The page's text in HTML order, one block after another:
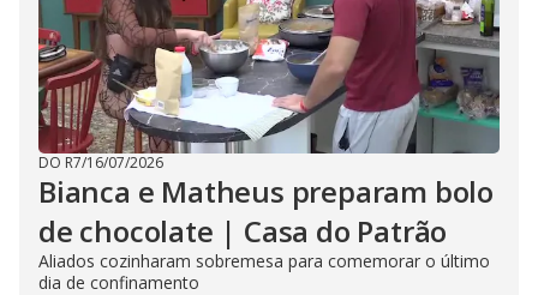
DO R7/16/07/2026
Bianca e Matheus preparam bolo
de chocolate | Casa do Patrão
Aliados cozinharam sobremesa para comemorar o último
dia de confinamento